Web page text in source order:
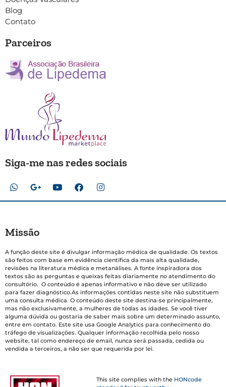
Blog
Contato
Parceiros
Siga-me nas redes sociais
Missão
A função deste site é divulgar informação médica de qualidade. Os textos
são feitos com base em evidência científica da mais alta qualidade,
revisões na literatura médica e metanálises. A fonte inspiradora dos
textos são as perguntas e queixas feitas diariamente no atendimento do
consultório. O conteúdo é apenas informativo e não deve ser utilizado
para fazer diagnóstico.As informações contidas neste site não substituem
uma consulta médica. O conteúdo deste site destina-se principalmente,
mas não exclusivamente, a mulheres de todas as idades. Se você tiver
alguma dúvida ou gostaria de saber mais sobre um determinado assunto,
entre em contato. Este site usa Google Analytics para conhecimento do
tráfego de visualizações. Qualquer informação recolhida pelo nosso
website, tal como endereço de email, nunca será passada, cedida ou
vendida a terceiros, a não ser que requerida por lei.
This site complies with the HONcode